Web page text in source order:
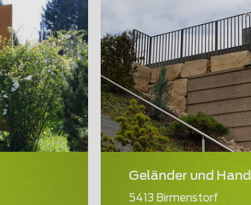
Geländer und
5413 Birmenstorf